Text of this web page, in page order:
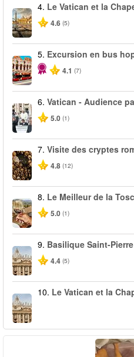
4. Le Vatican et la
4.6 (5)
5. Excursion en bus
4.1 (7)
6. Vatican - Audience
5.0 (1)
7. Visite des cryptes
4.8 (12)
8. Le Meilleur de la
5.0 (1)
9. Basilique Saint-
4.4 (5)
10. Le Vatican et la